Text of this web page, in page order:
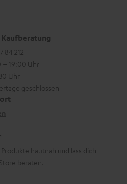
84 212
– 19:00 Uhr
Uhr
geschlossen
hautnah und lass dich
beraten.